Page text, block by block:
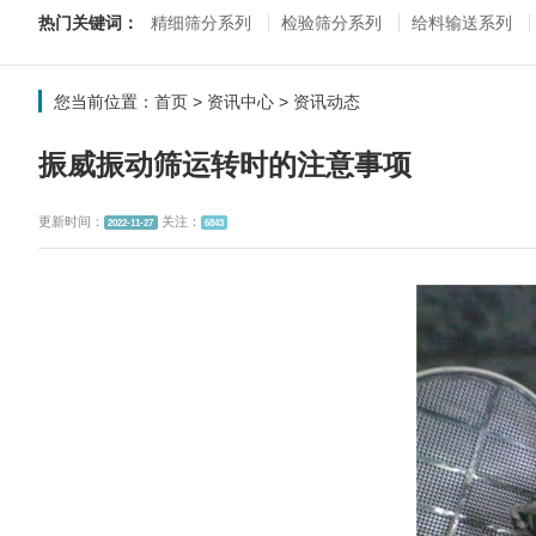
热门关键词： 精细筛分系列 检验筛分系列 给料输送系列
您当前位置： 首页 > 资讯中心 > 资讯动态
振威振动筛运转时的注意事项
更新时间： 2022-11-27 关注： 6843